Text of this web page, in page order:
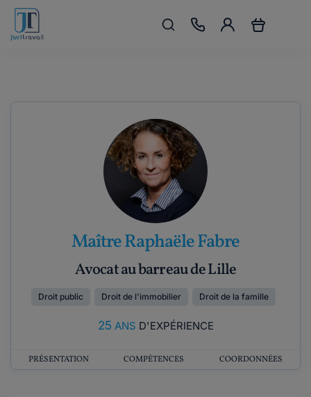
Maître Raphaële Fabre
Avocat au barreau de Lille
Droit public Droit de l'immobilier Droit de la famille
25 ANS D'EXPÉRIENCE
PRÉSENTATION COMPÉTENCES COORDONNÉES